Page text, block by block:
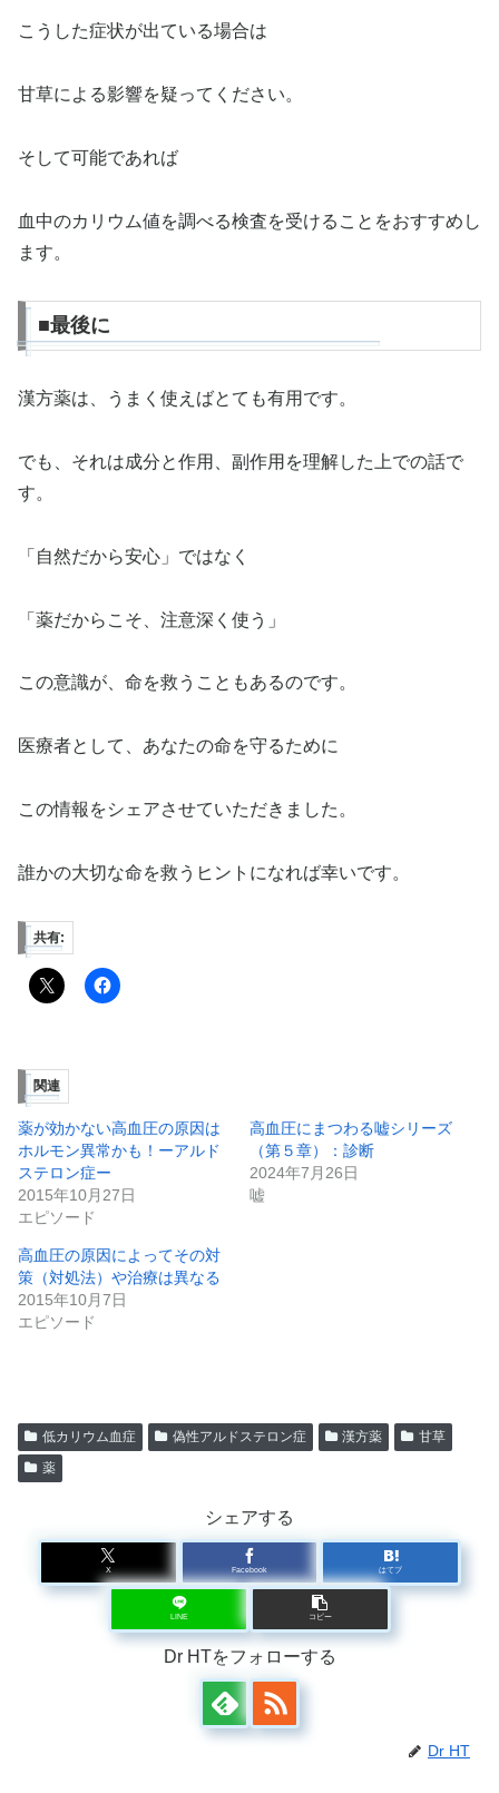
こうした症状が出ている場合は
甘草による影響を疑ってください。
そして可能であれば
血中のカリウム値を調べる検査を受けることをおすすめし
ます。
■最後に
漢方薬は、うまく使えばとても有用です。
でも、それは成分と作用、副作用を理解した上での話で
す。
「自然だから安心」ではなく
「薬だからこそ、注意深く使う」
この意識が、命を救うこともあるのです。
医療者として、あなたの命を守るために
この情報をシェアさせていただきました。
誰かの大切な命を救うヒントになれば幸いです。
共有:
関連
薬が効かない高血圧の原因は
ホルモン異常かも！ーアルド
ステロン症ー
2015年10月27日
エピソード
高血圧にまつわる嘘シリーズ
（第５章）：診断
2024年7月26日
嘘
高血圧の原因によってその対
策（対処法）や治療は異なる
2015年10月7日
エピソード
低カリウム血症 偽性アルドステロン症 漢方薬
甘草
薬
シェアする
X Facebook はてブ
LINE コピー
Dr HTをフォローする
Dr HT